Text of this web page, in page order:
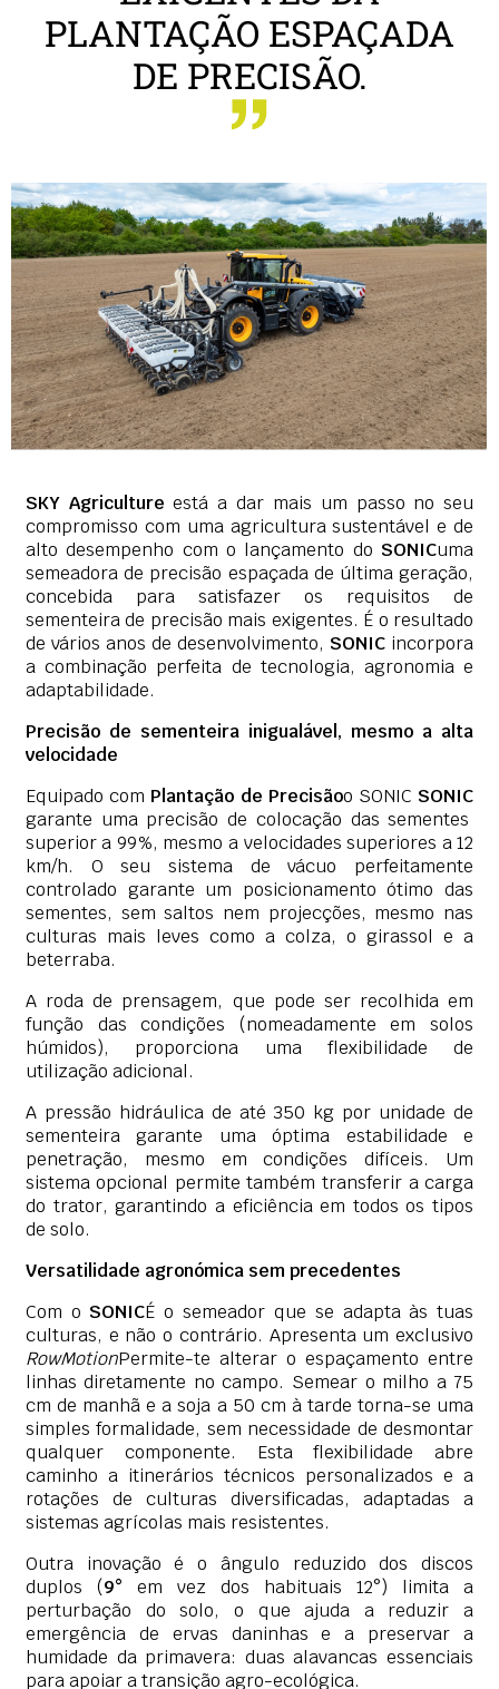
PLANTAÇÃO ESPAÇADA
DE PRECISÃO.
SKY Agriculture está a dar mais um passo no seu
compromisso com uma agricultura sustentável e de
alto desempenho com o lançamento do SONICuma
semeadora de precisão espaçada de última geração,
concebida para satisfazer os requisitos de
sementeira de precisão mais exigentes. É o resultado
de vários anos de desenvolvimento, SONIC incorpora
a combinação perfeita de tecnologia, agronomia e
adaptabilidade.
Precisão de sementeira inigualável, mesmo a alta
velocidade
Equipado com Plantação de Precisãoo SONIC SONIC
garante uma precisão de colocação das sementes
superior a 99%, mesmo a velocidades superiores a 12
km/h. O seu sistema de vácuo perfeitamente
controlado garante um posicionamento ótimo das
sementes, sem saltos nem projecções, mesmo nas
culturas mais leves como a colza, o girassol e a
beterraba.
A roda de prensagem, que pode ser recolhida em
função das condições (nomeadamente em solos
húmidos), proporciona uma flexibilidade de
utilização adicional.
A pressão hidráulica de até 350 kg por unidade de
sementeira garante uma óptima estabilidade e
penetração, mesmo em condições difíceis. Um
sistema opcional permite também transferir a carga
do trator, garantindo a eficiência em todos os tipos
de solo.
Versatilidade agronómica sem precedentes
Com o SONICÉ o semeador que se adapta às tuas
culturas, e não o contrário. Apresenta um exclusivo
RowMotionPermite-te alterar o espaçamento entre
linhas diretamente no campo. Semear o milho a 75
cm de manhã e a soja a 50 cm à tarde torna-se uma
simples formalidade, sem necessidade de desmontar
qualquer componente. Esta flexibilidade abre
caminho a itinerários técnicos personalizados e a
rotações de culturas diversificadas, adaptadas a
sistemas agrícolas mais resistentes.
Outra inovação é o ângulo reduzido dos discos
duplos (9° em vez dos habituais 12°) limita a
perturbação do solo, o que ajuda a reduzir a
emergência de ervas daninhas e a preservar a
humidade da primavera: duas alavancas essenciais
para apoiar a transição agro-ecológica.